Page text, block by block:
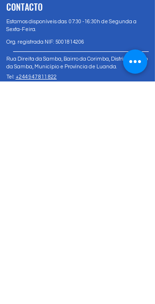
CONTACTO
Estamos disponíveis das 07:30 -16:30h de Segunda a
Sexta-Feira.
Org. registrada NIF: 5001814206
Rua Direita da Samba, Bairro da Corimba, Distrito Urbano
da Samba, Município e Província de Luanda.
Tel: +244 947 811 822